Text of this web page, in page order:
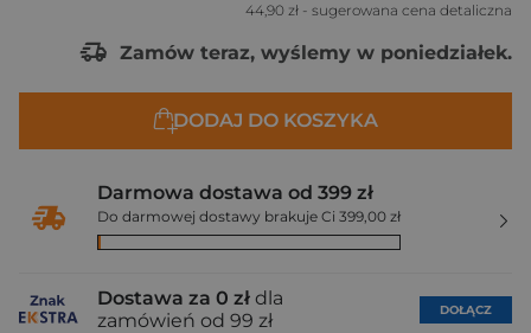
44,90 zł - sugerowana cena detaliczna
Zamów teraz, wyślemy w poniedziałek.
DODAJ DO KOSZYKA
Darmowa dostawa od 399 zł
Do darmowej dostawy brakuje Ci 399,00 zł
Dostawa za 0 zł dla
zamówień od 99 zł
DOŁĄCZ